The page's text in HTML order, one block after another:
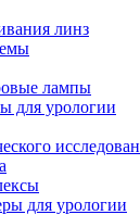
линз
лампы
для урологии
для урологии